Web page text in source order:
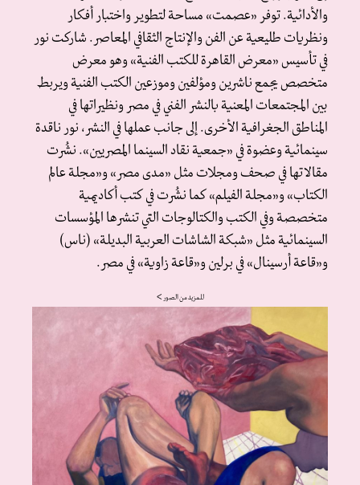
والأدائية. توفر «عصمت» مساحة لتطوير واختبار أفكار
ونظريات طليعية عن الفن والإنتاج الثقافي المعاصر. شاركت نور
في تأسيس «معرض القاهرة للكتب الفنية» وهو معرض
متخصص يجمع ناشرين ومؤلفين وموزعين الكتب الفنية ويربط
بين المجتمعات المعنية بالنشر الفني في مصر ونظيراتها في
المناطق الجغرافية الأخرى. إلى جانب عملها في النشر، نور ناقدة
سينمائية وعضوة في «جمعية نقاد السينما المصريين». نشُرت
مقالاتها في صحف ومجلات مثل «مدى مصر» و«مجلة عالم
الكتاب» و«مجلة الفيلم» كما نشُرت في كتب أكاديمية
متخصصة وفي الكتب والكتالوجات التي تنشرها المؤسسات
السينمائية مثل «شبكة الشاشات العربية البديلة» (ناس)
و«قاعة أرسينال» في برلين و«قاعة زاوية» في مصر.
للمزيد من الصور ᐸ